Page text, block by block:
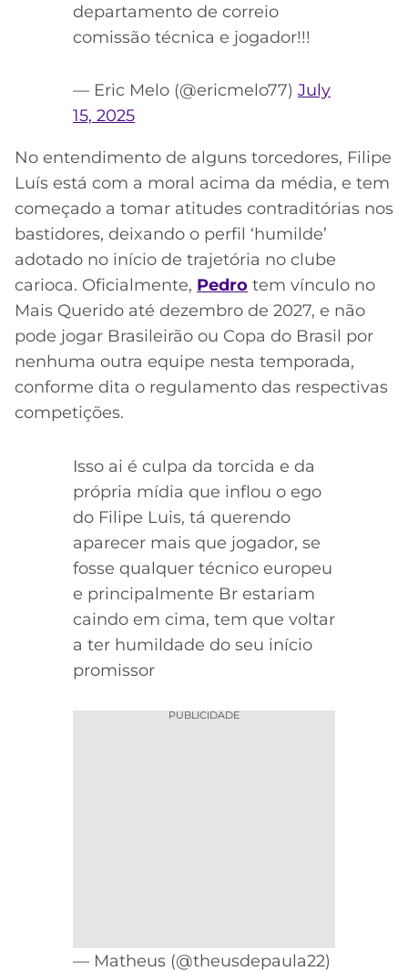
departamento de correio
comissão técnica e jogador!!!
— Eric Melo (@ericmelo77) July
15, 2025
No entendimento de alguns torcedores, Filipe
Luís está com a moral acima da média, e tem
começado a tomar atitudes contraditórias nos
bastidores, deixando o perfil ‘humilde’
adotado no início de trajetória no clube
carioca. Oficialmente, Pedro tem vínculo no
Mais Querido até dezembro de 2027, e não
pode jogar Brasileirão ou Copa do Brasil por
nenhuma outra equipe nesta temporada,
conforme dita o regulamento das respectivas
competições.
Isso ai é culpa da torcida e da
própria mídia que inflou o ego
do Filipe Luis, tá querendo
aparecer mais que jogador, se
fosse qualquer técnico europeu
e principalmente Br estariam
caindo em cima, tem que voltar
a ter humildade do seu início
promissor
PUBLICIDADE
— Matheus (@theusdepaula22)